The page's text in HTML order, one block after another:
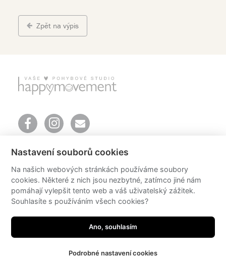
Zpět na výpis
603 00 Brno
email:info@happyoga.cz
Mgr. Romana Klášterecká Ph.D.
email:romana@happyoga.cz
design by Radka Sedlačíková
JRWN
Nastavení souborů cookies
Na našich webových stránkách používáme soubory
cookies. Některé z nich jsou nezbytné, zatímco jiné nám
pomáhají vylepšit tento web a váš uživatelský zážitek.
Souhlasíte s používáním všech cookies?
Ano, souhlasím
Podrobné nastavení cookies